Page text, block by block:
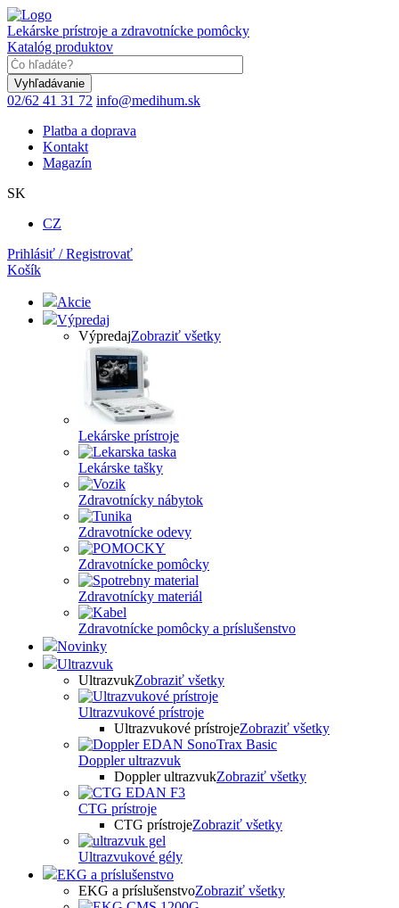
Skočiť
na
hlavný
obsah
Lekárske prístroje a zdravotnícke pomôcky
Katalóg produktov
02/62 41 31 72 info@medihum.sk
Platba a doprava
Kontakt
Magazín
SK
CZ
Prihlásiť / Registrovať
Košík
Akcie
Výpredaj
VýpredajZobraziť všetky
Lekárske prístroje
Lekárske tašky
Zdravotnícky nábytok
Zdravotnícke odevy
Zdravotnícke pomôcky
Zdravotnícky materiál
Zdravotnícke pomôcky a príslušenstvo
Novinky
Ultrazvuk
UltrazvukZobraziť všetky
Ultrazvukové prístroje
Ultrazvukové prístrojeZobraziť všetky
Doppler ultrazvuk
Doppler ultrazvukZobraziť všetky
CTG prístroje
CTG prístrojeZobraziť všetky
Ultrazvukové gély
EKG a príslušenstvo
EKG a príslušenstvoZobraziť všetky